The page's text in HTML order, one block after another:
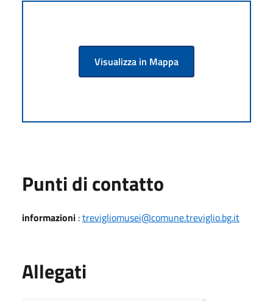
Visualizza in Mappa
Punti di contatto
informazioni :trevigliomusei@comune.treviglio.bg.it
Allegati